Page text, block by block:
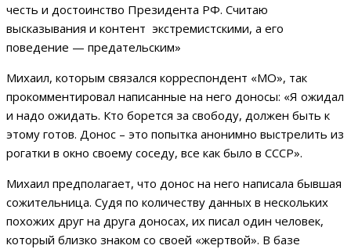
честь и достоинство Президента РФ. Считаю
высказывания и контент экстремистскими, а его
поведение — предательским»
Михаил, которым связался корреспондент «МО», так
прокомментировал написанные на него доносы: «Я ожидал
и надо ожидать. Кто борется за свободу, должен быть к
этому готов. Донос – это попытка анонимно выстрелить из
рогатки в окно своему соседу, все как было в СССР».
Михаил предполагает, что донос на него написала бывшая
сожительница. Судя по количеству данных в нескольких
похожих друг на друга доносах, их писал один человек,
который близко знаком со своей «жертвой». В базе